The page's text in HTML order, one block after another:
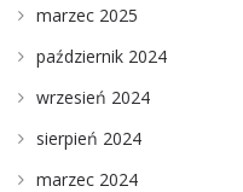
marzec 2025
październik 2024
wrzesień 2024
sierpień 2024
marzec 2024